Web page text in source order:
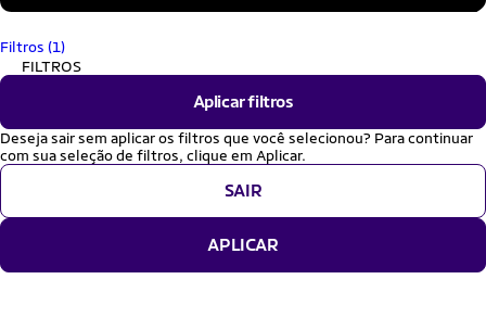
Filtros (1)
FILTROS
Aplicar filtros
Deseja sair sem aplicar os filtros que você selecionou? Para continuar
com sua seleção de filtros, clique em Aplicar.
SAIR
APLICAR